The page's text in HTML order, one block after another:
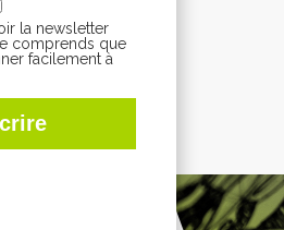
la newsletter
comprends que
facilement à